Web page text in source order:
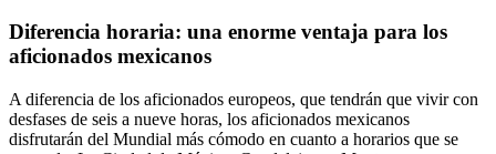
Diferencia horaria: una enorme ventaja para los
aficionados mexicanos
A diferencia de los aficionados europeos, que tendrán que vivir con
desfases de seis a nueve horas, los aficionados mexicanos
disfrutarán del Mundial más cómodo en cuanto a horarios que se